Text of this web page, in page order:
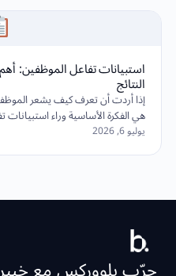
استبيانات تفاعل الموظفين:
النتائج
إذا أردت أن تعرف كيف يشعر
هي الفكرة الأساسية وراء
يوليو 6, 2026